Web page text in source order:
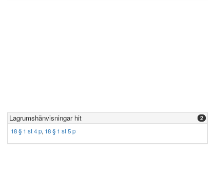
Lagrumshänvisningar hit 2
18 § 1 st 4 p, 18 § 1 st 5 p